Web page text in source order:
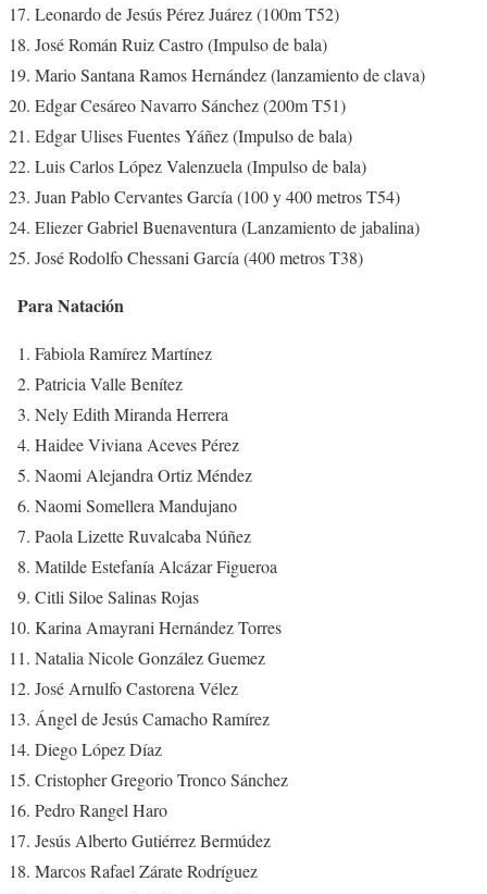
Leonardo de Jesús Pérez Juárez (100m T52)
José Román Ruiz Castro (Impulso de bala)
Mario Santana Ramos Hernández (lanzamiento de clava)
Edgar Cesáreo Navarro Sánchez (200m T51)
Edgar Ulises Fuentes Yáñez (Impulso de bala)
Luis Carlos López Valenzuela (Impulso de bala)
Juan Pablo Cervantes García (100 y 400 metros T54)
Eliezer Gabriel Buenaventura (Lanzamiento de jabalina)
José Rodolfo Chessani García (400 metros T38)
Para Natación
Fabiola Ramírez Martínez
Patricia Valle Benítez
Nely Edith Miranda Herrera
Haidee Viviana Aceves Pérez
Naomi Alejandra Ortiz Méndez
Naomi Somellera Mandujano
Paola Lizette Ruvalcaba Núñez
Matilde Estefanía Alcázar Figueroa
Citli Siloe Salinas Rojas
Karina Amayrani Hernández Torres
Natalia Nicole González Guemez
José Arnulfo Castorena Vélez
Ángel de Jesús Camacho Ramírez
Diego López Díaz
Cristopher Gregorio Tronco Sánchez
Pedro Rangel Haro
Jesús Alberto Gutiérrez Bermúdez
Marcos Rafael Zárate Rodríguez